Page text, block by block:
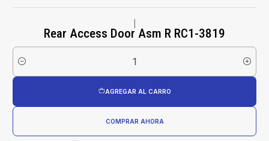
Rear Access Door Asm R RC1-3819
Cantidad
AGREGAR AL CARRO
COMPRAR AHORA